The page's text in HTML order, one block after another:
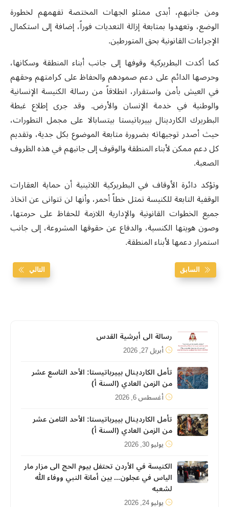
ومن جانبهم، أبدى ممثلو الجهات المختصة تفهمهم لخطورة
الوضع، وتعهدوا بمتابعة إزالة التعديات فوراً، إضافة إلى استكمال
الإجراءات القانونية بحق المتورطين.
كما أكدت البطريركية وقوفها إلى جانب أبناء المنطقة وسكانها،
وحرصها الدائم على دعم صمودهم والحفاظ على كرامتهم وحقهم
في العيش بأمن واستقرار، انطلاقاً من رسالة الكنيسة الإنسانية
والوطنية في خدمة الإنسان والأرض. وقد جرى إطلاع غبطة
البطريرك الكاردينال بييرباتيستا بيتسابالا على مجمل التطورات،
حيث أصدر توجيهاته بضرورة متابعة الموضوع بكل جدية، وتقديم
كل دعم ممكن لأبناء المنطقة والوقوف إلى جانبهم في هذه الظروف
الصعبة.
وتؤكد دائرة الأوقاف في البطريركية اللاتينية أن حماية العقارات
الوقفية التابعة للكنيسة تمثل خطاً أحمر، وأنها لن تتوانى عن اتخاذ
جميع الخطوات القانونية والإدارية اللازمة للحفاظ على حرمتها،
وصون هويتها الكنسية، والدفاع عن حقوقها المشروعة، إلى جانب
استمرار دعمها لأبناء المنطقة.
السابق التالي
رسالة الى أبرشية القدس
أبريل 27, 2026
تأمل الكاردينال بييرباتيستا: الأحد التاسع عشر
من الزمن العادي (السنة أ)
أغسطس 6, 2026
تأمل الكاردينال بييرباتيستا: الأحد الثامن عشر
من الزمن العادي (السنة أ)
يوليو 30, 2026
الكنيسة في الأردن تحتفل بيوم الحج الى مزار مار
الياس في عجلون... بين أمانة النبي ووفاء الله
لشعبه
يوليو 24, 2026